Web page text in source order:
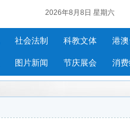
2026年8月8日 星期六
社会法制 科教文体 港
图片新闻 节庆展会 消